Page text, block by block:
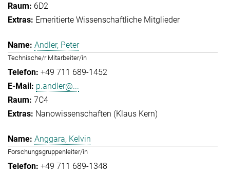
6D2
Emeritierte Wissenschaftliche Mitglieder
Andler, Peter
Technische/r Mitarbeiter/in
+49 711 689-1452
p.andler@...
7C4
Nanowissenschaften (Klaus Kern)
Anggara, Kelvin
Forschungsgruppenleiter/in
+49 711 689-1348